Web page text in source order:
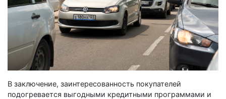
В заключение, заинтересованность покупателей
подогревается выгодными кредитными программами и